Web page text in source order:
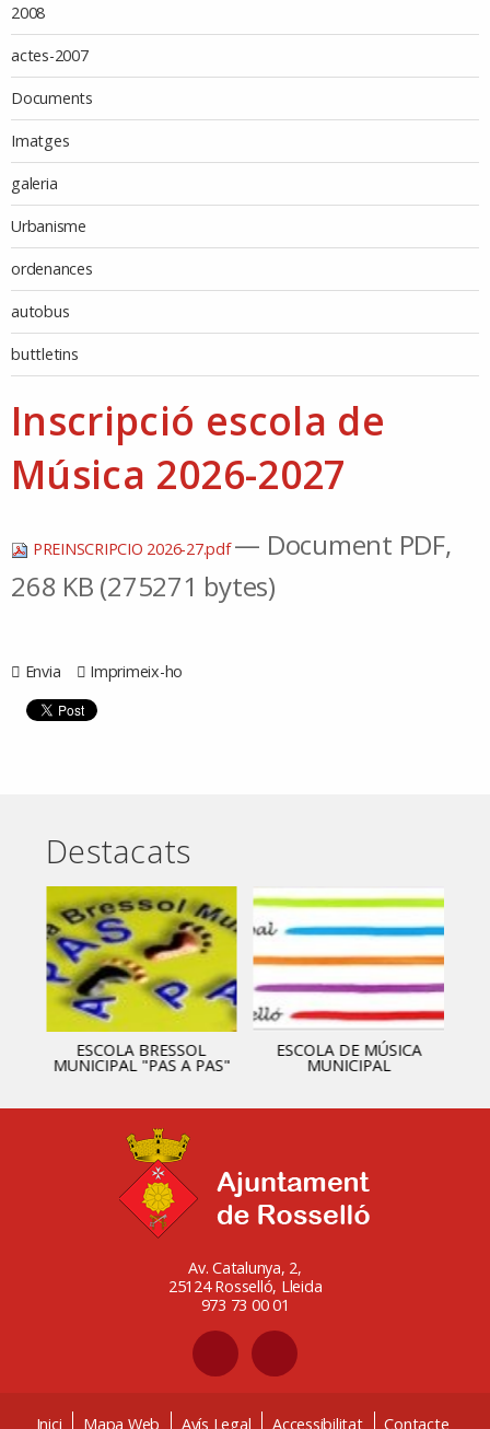
2008
actes-2007
Documents
Imatges
galeria
Urbanisme
ordenances
autobus
buttletins
Inscripció escola de
Música 2026-2027
PREINSCRIPCIO 2026-27.pdf— Document PDF,
268 KB (275271 bytes)
Envia Imprimeix-ho
Destacats
ESCOLA BRESSOL
MUNICIPAL "PAS A PAS"
ESCOLA DE MÚSICA
MUNICIPAL
Av. Catalunya, 2,
25124 Rosselló, Lleida
973 73 00 01
Inici Mapa Web Avís Legal Accessibilitat Contacte